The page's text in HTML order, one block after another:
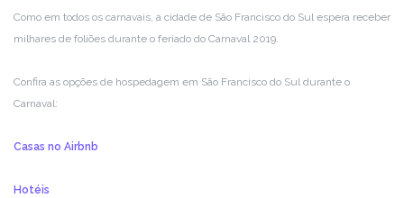
Como em todos os carnavais, a cidade de São Francisco do Sul espera receber
milhares de foliões durante o feriado do Carnaval 2019.
Confira as opções de hospedagem em São Francisco do Sul durante o
Carnaval:
Casas no Airbnb
Hotéis